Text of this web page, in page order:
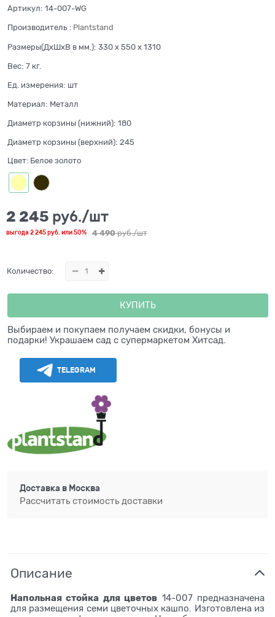
Артикул: 14-007-WG
Производитель : Plantstand
Размеры(ДхШхВ в мм.): 330 x 550 x 1310
Вес: 7 кг.
Ед. измерения: шт
Материал: Металл
Диаметр корзины (нижний): 180
Диаметр корзины (верхний): 245
Цвет: Белое золото
4 490 руб./шт
2 245 руб./шт
выгода 2 245 руб. или50%
Количество:
КУПИТЬ
Выбираем и покупаем получаем скидки, бонусы и
подарки! Украшаем сад с супермаркетом Хитсад.
TELEGRAM
Доставка в Москва
Рассчитать стоимость доставки
Описание
Напольная стойка для цветов 14-007 предназначена
для размещения семи цветочных кашпо.
Изготовлена из